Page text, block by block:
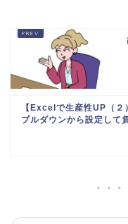
【Excelで生産性UP（２
プルダウンから設定して